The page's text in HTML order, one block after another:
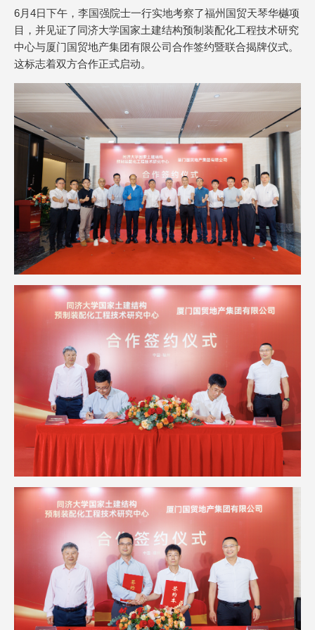
6月4日下午，李国强院士一行实地考察了福州国贸天琴华樾项
目，并见证了同济大学国家土建结构预制装配化工程技术研究
中心与厦门国贸地产集团有限公司合作签约暨联合揭牌仪式。
这标志着双方合作正式启动。